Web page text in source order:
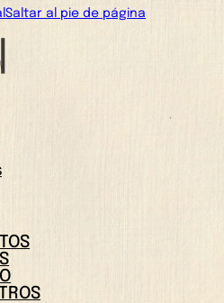
Saltar al pie de página